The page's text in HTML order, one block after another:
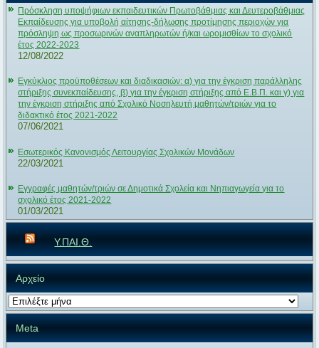
Πρόσκληση υποψήφιων εκπαιδευτικών Πρωτοβάθμιας και Δευτεροβάθμιας
Εκπαίδευσης για υποβολή αίτησης-δήλωσης προτίμησης περιοχών για
πρόσληψη ως προσωρινών αναπληρωτών ή/και ωρομισθίων το σχολικό
έτος 2022-2023
12/08/2022
Εγκύκλιος προϋποθέσεων και διαδικασιών: α) για την έγκριση παράλληλης
στήριξης συνεκπαίδευσης, β) για την έγκριση στήριξης από Ε.Β.Π. και γ) για
την έγκριση στήριξης από Σχολικό Νοσηλευτή μαθητών/τριών για το
διδακτικό έτος 2021-2022
07/06/2021
Εσωτερικός Κανονισμός Λειτουργίας Σχολικών Μονάδων
22/03/2021
Εγγραφές μαθητών/τριών σε Δημοτικά Σχολεία και Νηπιαγωγεία για το
σχολικό έτος 2021-2022
01/03/2021
Υ.ΠΑΙ.Θ.
Αρχείο
Αρχείο
Meta